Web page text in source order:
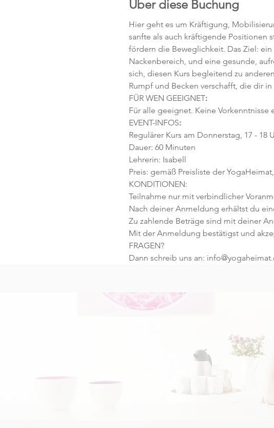
Über diese Buchung
Hier geht es um Kräftigung,
sanfte als auch kräftigende Positionen
fördern die Beweglichkeit. Das Ziel:
Nackenbereich, und eine gesunde,
sich, diesen Kurs begleitend zu
Rumpf und Becken verschafft, die dir
FÜR WEN GEEIGNET:
Für alle geeignet. Keine Vorkenntnisse
EVENT-INFOS:
Regulärer Kurs am Donnerstag, 17 - 18
Dauer: 60 Minuten
Lehrerin: Isabell
Preis: gemäß Preisliste der
KONDITIONEN:
Teilnahme nur mit verbindlicher
Nach deiner Anmeldung erhältst du
Zu zahlende Beträge sind mit deiner
Mit der Anmeldung bestätigst und
FRAGEN?
Dann schreib uns an: